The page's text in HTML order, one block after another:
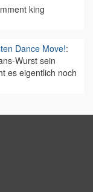
king
Dance Move!:
Wurst sein
es eigentlich noch